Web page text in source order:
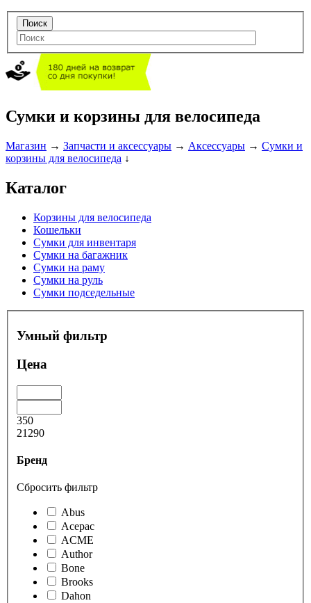
Сумки и корзины для велосипеда
Магазин → Запчасти и аксессуары → Аксессуары → Сумки и
корзины для велосипеда ↓
Каталог
Корзины для велосипеда
Кошельки
Сумки для инвентаря
Сумки на багажник
Сумки на раму
Сумки на руль
Сумки подседельные
Умный фильтр
Цена
350
21290
Бренд
Сбросить фильтр
Abus
Acepac
ACME
Author
Bone
Brooks
Dahon